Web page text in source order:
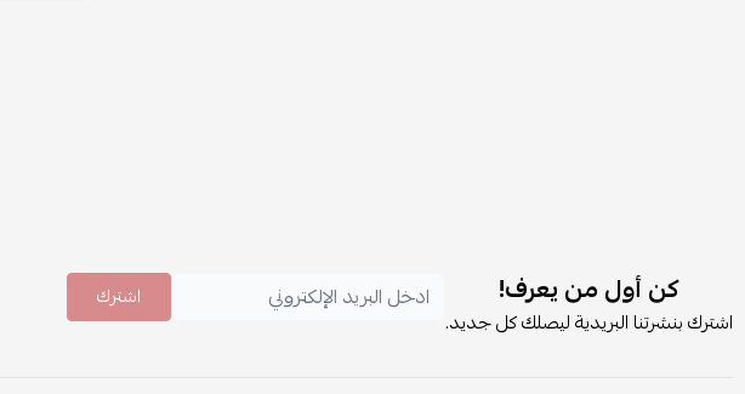
كن أول من يعرف!
اشترك بنشرتنا البريدية ليصلك كل جديد.
اشترك